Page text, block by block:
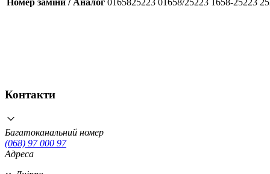
Номер заміни / Аналог 0165825223 01658/25223 1658-25223
Контакти
Багатоканальний номер
(068) 97 000 97
Адреса